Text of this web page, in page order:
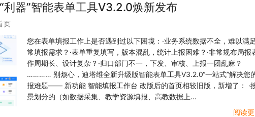
利器”智能表单工具V3.2.0焕新发布
页
您在表单填报工作上是否遇到过以下困境：·业务系统数据不全，难以满
常填报需求？·表单重复填写，版本混乱，统计上报困难？·非常规布局报
作周期长、设计复杂？·归口部门不一，下发、审核、上报一团乱麻？
………… 别烦心，迪塔维全新升级版智能表单工具V3.2.0“一站式”解决您
报难题—— 新功能 智能填报工作台 改版后的首页相较旧版，新增了： ·
景划分的（如数据采集、教学资源填报、高教数据上…
阅读